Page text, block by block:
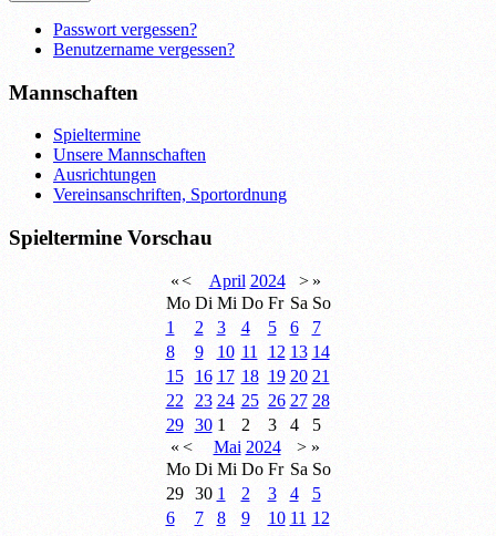
Passwort vergessen?
Benutzername vergessen?
Mannschaften
Spieltermine
Unsere Mannschaften
Ausrichtungen
Vereinsanschriften, Sportordnung
Spieltermine Vorschau
«< April 2024 >»
Mo Di Mi Do Fr Sa So
1
2 3 4 5 6
7
8
9 10 11 12 13 14
15
16 17 18 19 20 21
22
23 24 25 26 27 28
29
30 1 2 3 4
5
«< Mai 2024 > »
Mo Di Mi Do Fr Sa So
29
30 1 2 3 4
5
6
7 8 9 10 11 12